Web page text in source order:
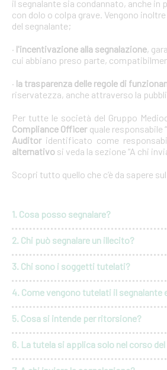
il segnalante sia condannato, anche
con dolo o colpa grave. Vengono
del segnalante;
· l'incentivazione alla segnalazione,
cui abbiano preso parte,
· la trasparenza delle regole di
riservatezza, anche attraverso la
Per tutte le società del Gruppo
Compliance Officerquale responsabile “
Auditor identificato come
alternativo si veda la sezione “A chi
Scopri tutto quello che c’è da sapere
1. Cosa posso segnalare?
2. Chi può segnalare un illecito?
3. Chi sono i soggetti tutelati?
4. Come vengono tutelati il
5. Cosa si intende per ritorsione?
6. La tutela si applica solo nel corso